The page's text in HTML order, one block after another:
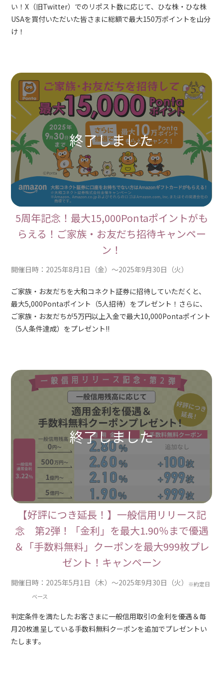
い！X（旧Twitter）でのリポスト数に応じて、ひな株・ひな株
USAを買付いただいた皆さまに総額で最大150万ポイントを山分
け！
5周年記念！最大15,000Pontaポイントがも
らえる！ご家族・お友だち招待キャンペー
ン！
開催日時：2025年8月1日（金）～2025年9月30日（火）
ご家族・お友だちを大和コネクト証券に招待していただくと、
最大5,000Pontaポイント（5人招待）をプレゼント！さらに、
ご家族・お友だちが5万円以上入金で最大10,000Pontaポイント
（5人条件達成）をプレゼント!!
【好評につき延長！】一般信用リリース記
念 第2弾！「金利」を最大1.90％まで優遇
＆「手数料無料」クーポンを最大999枚プレ
ゼント！キャンペーン
開催日時：2025年5月1日（木）～2025年9月30日（火）
※約定日
ベース
判定条件を満たしたお客さまに一般信用取引の金利を優遇＆毎
月20枚進呈している手数料無料クーポンを追加でプレゼントい
たします。